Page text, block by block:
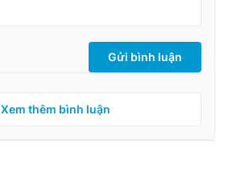
Gửi bình luận
Xem thêm bình luận